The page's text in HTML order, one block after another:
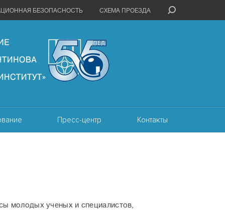
БЕЗОПАСНОСТЬ СХЕМА ПРОЕЗДА
Пресс-центр Контакты
молодых ученых и специалистов,